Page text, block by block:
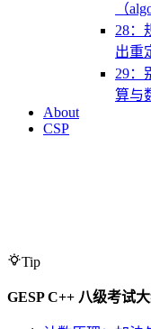
（
28：
出重
29：
算与
About
CSP
Tip
GESP C++ 八级考试